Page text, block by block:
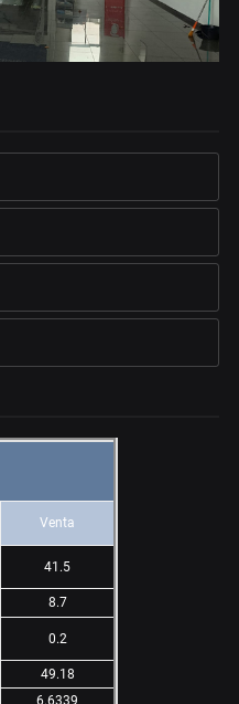
Venta
41.5
8.7
0.2
49.18